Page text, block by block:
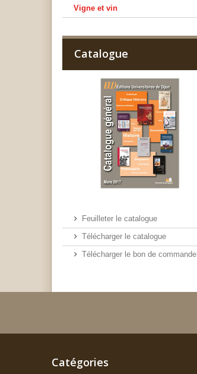
Vigne et vin
Catalogue
Feuilleter le catalogue
Télécharger le catalogue
Télécharger le bon de commande
Catégories